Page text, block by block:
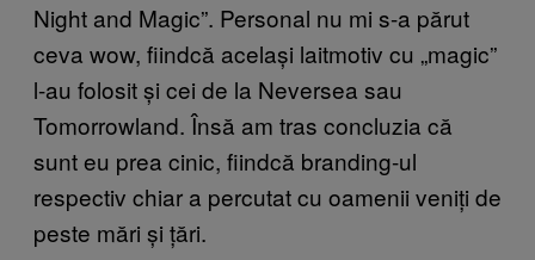
Night and Magic”. Personal nu mi s-a părut
ceva wow, fiindcă același laitmotiv cu „magic”
l-au folosit și cei de la Neversea sau
Tomorrowland. Însă am tras concluzia că
sunt eu prea cinic, fiindcă branding-ul
respectiv chiar a percutat cu oamenii veniți de
peste mări și țări.